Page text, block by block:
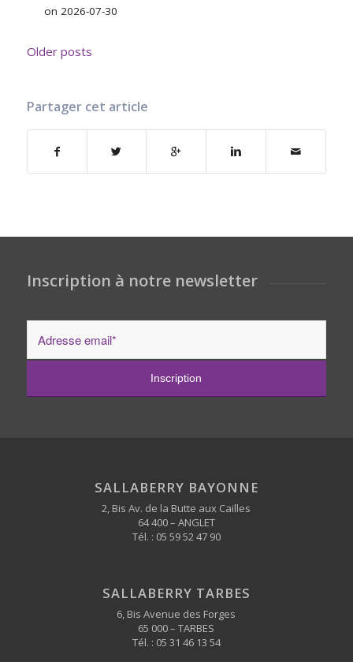
on 2026-07-30
Older posts
Partager cet article
Inscription à notre newsletter
SALLABERRY BAYONNE
2, Bis Av. de la Butte aux Cailles
64 400 – ANGLET
Tél. : 05 59 52 47 90
SALLABERRY TARBES
6, Bis Avenue des Forges
65 000 – TARBES
Tél. : 05 31 46 13 54